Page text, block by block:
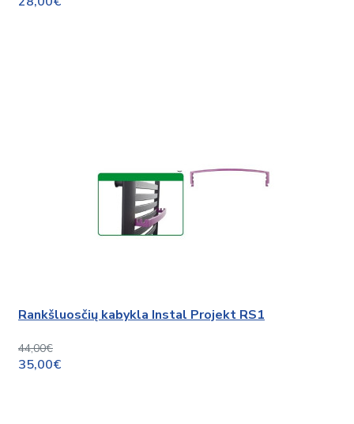
Rankšluosčių kabykla Instal Projekt RS1
44,00€
35,00€